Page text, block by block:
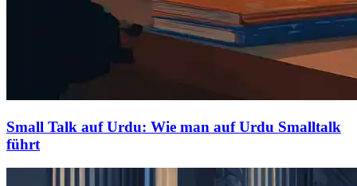
Small Talk auf Urdu: Wie man auf Urdu Smalltalk
führt